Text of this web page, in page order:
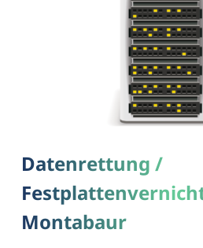
Datenrettung /
Montabaur